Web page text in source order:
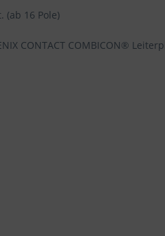
(ab 16 Pole)
CONTACT COMBICON®